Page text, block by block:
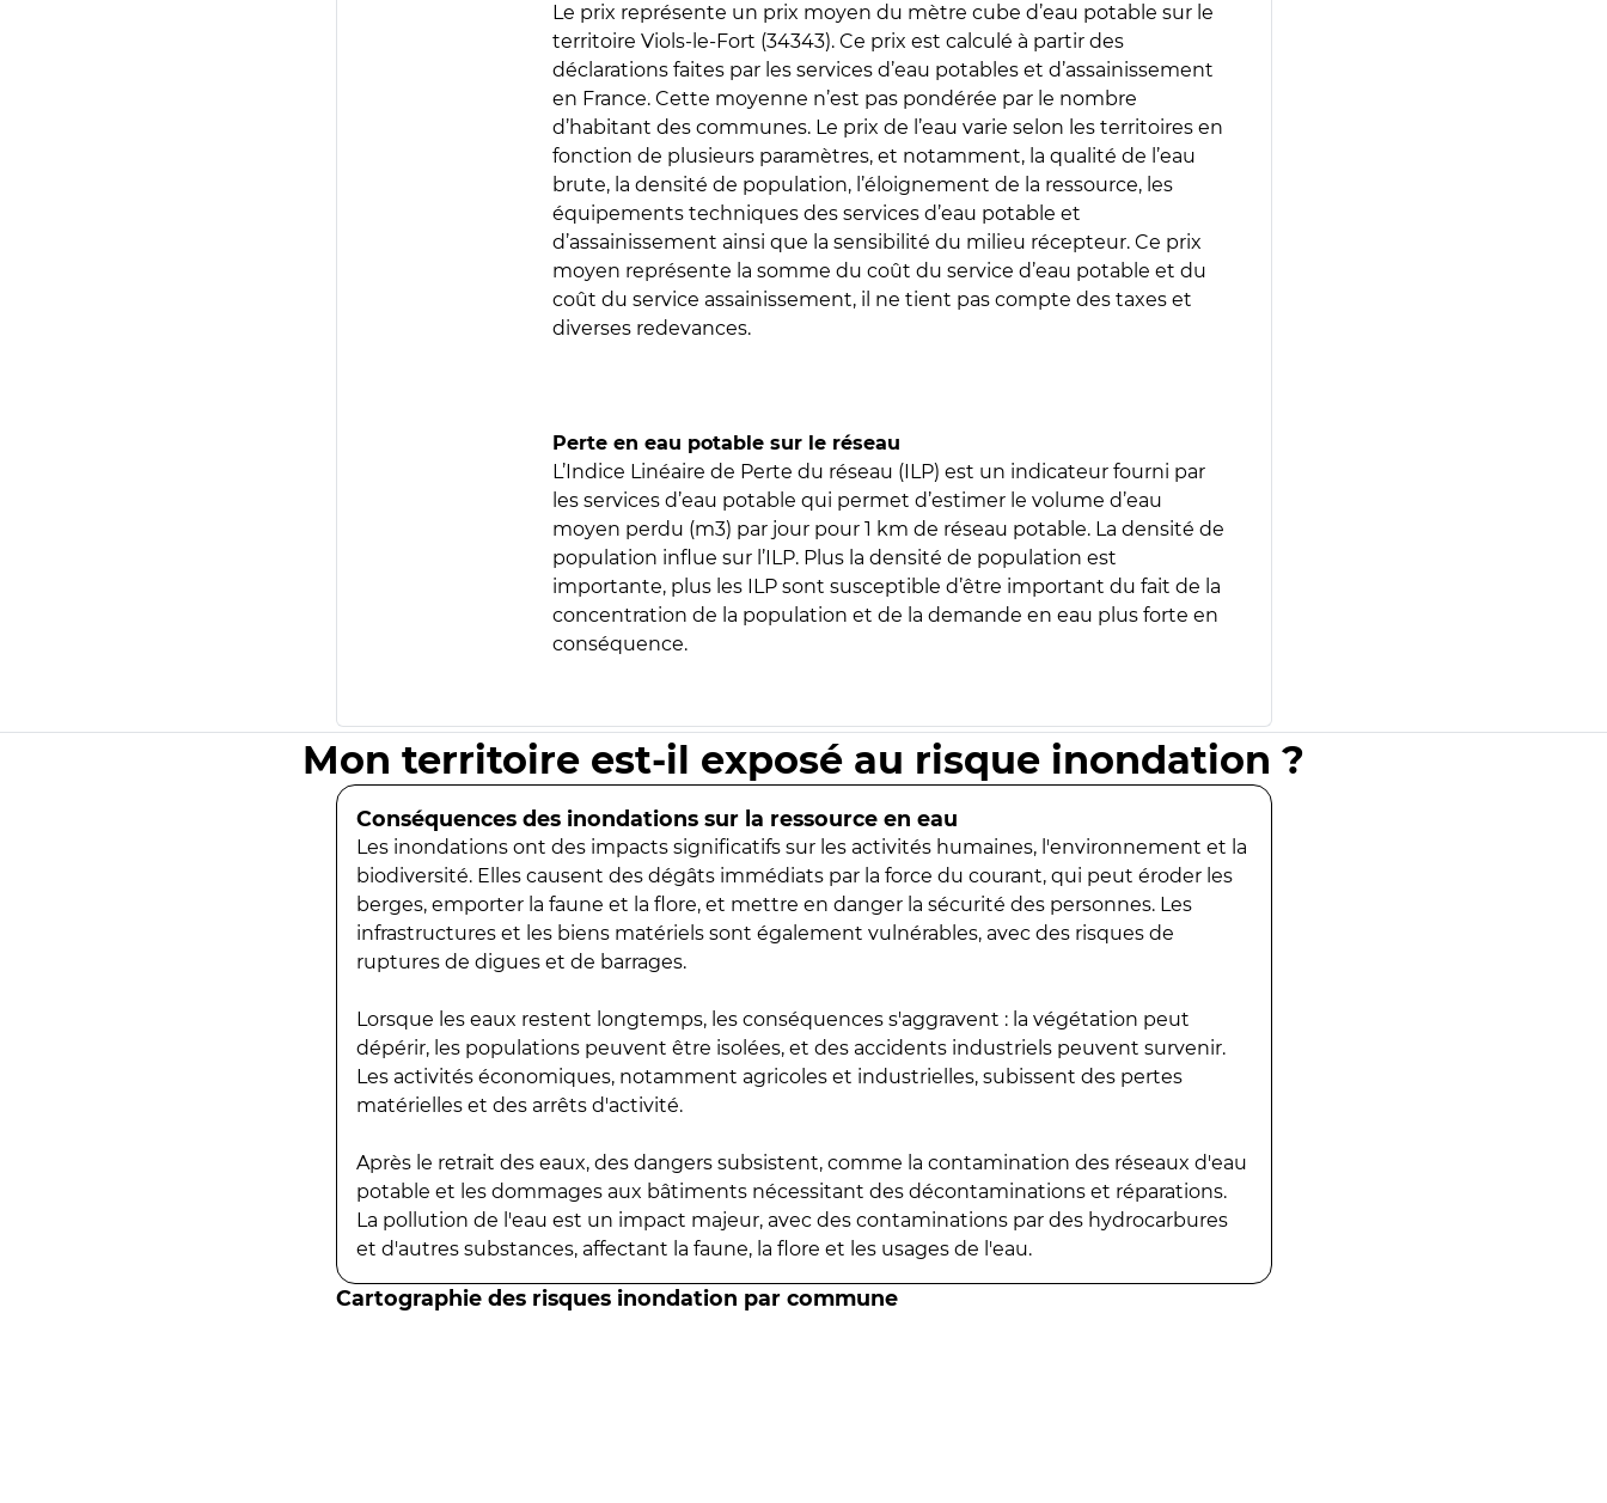
Le prix représente un prix moyen du mètre cube d’eau potable sur le
territoire Viols-le-Fort (34343). Ce prix est calculé à partir des
déclarations faites par les services d’eau potables et d’assainissement
en France. Cette moyenne n’est pas pondérée par le nombre
d’habitant des communes. Le prix de l’eau varie selon les territoires en
fonction de plusieurs paramètres, et notamment, la qualité de l’eau
brute, la densité de population, l’éloignement de la ressource, les
équipements techniques des services d’eau potable et
d’assainissement ainsi que la sensibilité du milieu récepteur. Ce prix
moyen représente la somme du coût du service d’eau potable et du
coût du service assainissement, il ne tient pas compte des taxes et
diverses redevances.
Perte en eau potable sur le réseau
L’Indice Linéaire de Perte du réseau (ILP) est un indicateur fourni par
les services d’eau potable qui permet d’estimer le volume d’eau
moyen perdu (m3) par jour pour 1 km de réseau potable. La densité de
population influe sur l’ILP. Plus la densité de population est
importante, plus les ILP sont susceptible d’être important du fait de la
concentration de la population et de la demande en eau plus forte en
conséquence.
Mon territoire est-il exposé au risque inondation ?
Conséquences des inondations sur la ressource en eau
Les inondations ont des impacts significatifs sur les activités humaines, l'environnement et la
biodiversité. Elles causent des dégâts immédiats par la force du courant, qui peut éroder les
berges, emporter la faune et la flore, et mettre en danger la sécurité des personnes. Les
infrastructures et les biens matériels sont également vulnérables, avec des risques de
ruptures de digues et de barrages.
Lorsque les eaux restent longtemps, les conséquences s'aggravent : la végétation peut
dépérir, les populations peuvent être isolées, et des accidents industriels peuvent survenir.
Les activités économiques, notamment agricoles et industrielles, subissent des pertes
matérielles et des arrêts d'activité.
Après le retrait des eaux, des dangers subsistent, comme la contamination des réseaux d'eau
potable et les dommages aux bâtiments nécessitant des décontaminations et réparations.
La pollution de l'eau est un impact majeur, avec des contaminations par des hydrocarbures
et d'autres substances, affectant la faune, la flore et les usages de l'eau.
Cartographie des risques inondation par commune